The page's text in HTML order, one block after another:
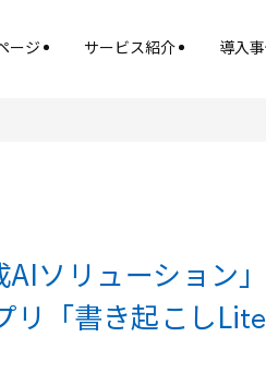
ージ サービス紹介 導入事
AIソリューショ
リ「書き起こし